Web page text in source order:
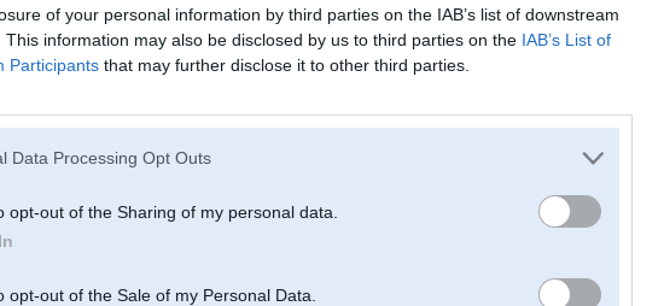
of your personal information by third parties on the IAB’s list of downstream
This information may also be disclosed by us to third parties on the IAB’s List of
Participants that may further disclose it to other third parties.
Data Processing Opt Outs
opt-out of the Sharing of my personal data.
opt-out of the Sale of my Personal Data.
08 Apr 2009, 20:22:15 slidenais rakstīja:
vajadzīgas spec prisposobas